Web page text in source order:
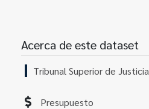
Acerca de este dataset
Tribunal Superior de Justicia
Presupuesto